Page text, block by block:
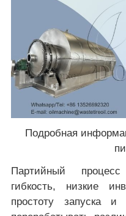
Подробная
Партийный
гибкость, низкие
простоту запуска